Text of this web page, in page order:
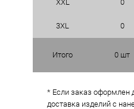
XXL 0
3XL 0
Итого 0 шт
* Если заказ оформлен
доставка изделий с